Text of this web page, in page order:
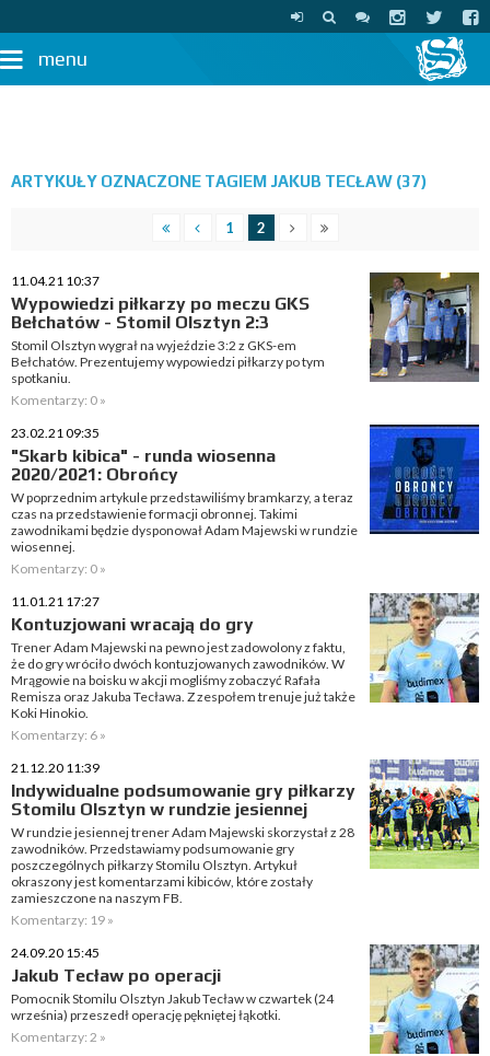
menu
ARTYKUŁY OZNACZONE TAGIEM JAKUB TECŁAW (37)
1 2
11.04.21 10:37
Wypowiedzi piłkarzy po meczu GKS
Bełchatów - Stomil Olsztyn 2:3
Stomil Olsztyn wygrał na wyjeździe 3:2 z GKS-em
Bełchatów. Prezentujemy wypowiedzi piłkarzy po tym
spotkaniu.
Komentarzy: 0 »
23.02.21 09:35
"Skarb kibica" - runda wiosenna
2020/2021: Obrońcy
W poprzednim artykule przedstawiliśmy bramkarzy, a teraz
czas na przedstawienie formacji obronnej. Takimi
zawodnikami będzie dysponował Adam Majewski w rundzie
wiosennej.
Komentarzy: 0 »
11.01.21 17:27
Kontuzjowani wracają do gry
Trener Adam Majewski na pewno jest zadowolony z faktu,
że do gry wróciło dwóch kontuzjowanych zawodników. W
Mrągowie na boisku w akcji mogliśmy zobaczyć Rafała
Remisza oraz Jakuba Tecława. Z zespołem trenuje już także
Koki Hinokio.
Komentarzy: 6 »
21.12.20 11:39
Indywidualne podsumowanie gry piłkarzy
Stomilu Olsztyn w rundzie jesiennej
W rundzie jesiennej trener Adam Majewski skorzystał z 28
zawodników. Przedstawiamy podsumowanie gry
poszczególnych piłkarzy Stomilu Olsztyn. Artykuł
okraszony jest komentarzami kibiców, które zostały
zamieszczone na naszym FB.
Komentarzy: 19 »
24.09.20 15:45
Jakub Tecław po operacji
Pomocnik Stomilu Olsztyn Jakub Tecław w czwartek (24
września) przeszedł operację pękniętej łąkotki.
Komentarzy: 2 »